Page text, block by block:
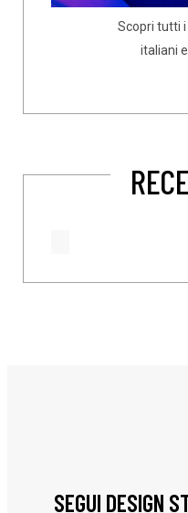
Scopri tutti
italiani
SEGUI DESIGN